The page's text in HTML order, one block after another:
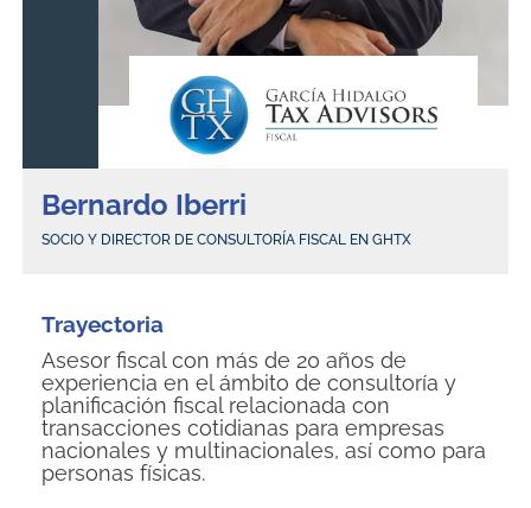
Bernardo Iberri
SOCIO Y DIRECTOR DE CONSULTORÍA FISCAL EN GHTX
Trayectoria
Asesor fiscal con más de 20 años de
experiencia en el ámbito de consultoría y
planificación fiscal relacionada con
transacciones cotidianas para empresas
nacionales y multinacionales, así como para
personas físicas.